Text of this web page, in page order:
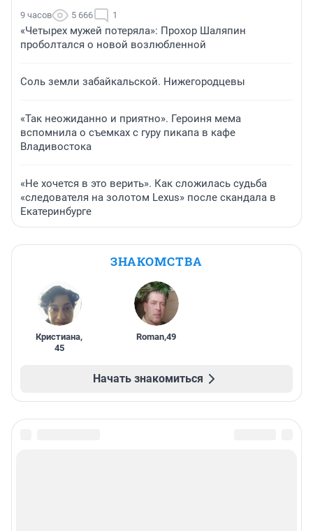
9 часов 5 666 1
«Четырех мужей потеряла»: Прохор Шаляпин
проболтался о новой возлюбленной
Соль земли забайкальской. Нижегородцевы
«Так неожиданно и приятно». Героиня мема
вспомнила о съемках с гуру пикапа в кафе
Владивостока
«Не хочется в это верить». Как сложилась судьба
«следователя на золотом Lexus» после скандала в
Екатеринбурге
ЗНАКОМСТВА
Кристиана,
45
Roman,49
Начать знакомиться